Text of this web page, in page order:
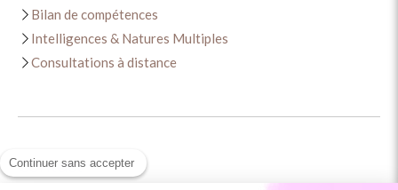
Bilan de compétences
Intelligences & Natures Multiples
Consultations à distance
Contact
Continuer sans accepter